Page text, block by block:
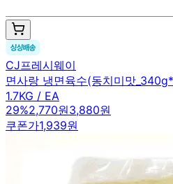
CJ프레시웨이
면사랑 냉면육수(동치미맛
1.7KG / EA
29%2,770원3,880원
쿠폰가1,939원